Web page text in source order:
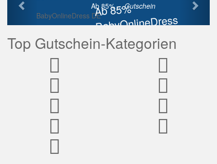
Ab 85%
BabyOnlineDress
Rabatt
Ab 85% ...Gutschein
BabyOnlineDress DE
Top Gutschein-Kategorien